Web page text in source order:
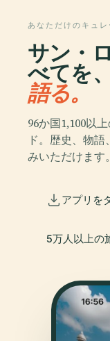
あなただけのキュレ
サン・
べてを、
語る。
96か国1,100以
ド。歴史、物
みいただけます。
アプリを
5万人以上の